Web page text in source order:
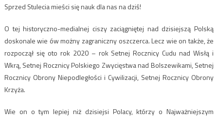
Sprzed Stulecia mieści się nauk dla nas na dziś!
O tej historyczno-medialnej ciszy zaciągniętej nad dzisiejszą Polską
doskonale wie ów możny zagraniczny oszczerca. Lecz wie on także, że
rozpoczął się oto rok 2020 – rok Setnej Rocznicy Cudu nad Wisłą i
Wkrą, Setnej Rocznicy Polskiego Zwycięstwa nad Bolszewikami, Setnej
Rocznicy Obrony Niepodległości i Cywilizacji, Setnej Rocznicy Obrony
Krzyża.
Wie on o tym lepiej niż dzisiejsi Polacy, którzy o Najważniejszym